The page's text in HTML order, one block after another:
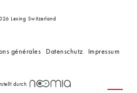
Lexing Switzerland
générales Datenschutz Impressum
durch